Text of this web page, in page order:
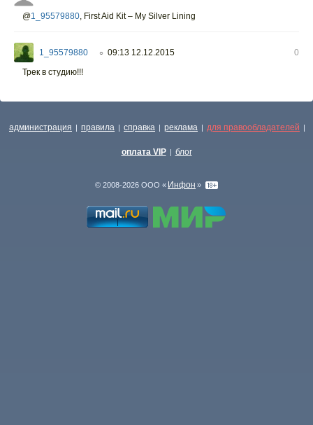
@1_95579880, First Aid Kit – My Silver Lining
1_95579880 ○ 09:13 12.12.2015
0
Трек в студию!!!
администрация | правила | справка | реклама | для правообладателей |
оплата VIP | блог
© 2008-2026 ООО « Инфон »